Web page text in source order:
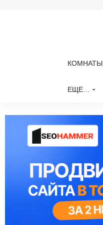
КОМНАТЫ
ЕЩЕ…